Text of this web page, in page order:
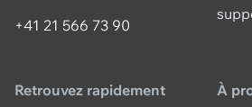
+41 21 566 73 90
Retrouvez rapidement À